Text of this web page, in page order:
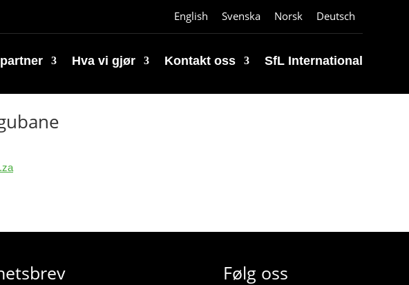
English Svenska Norsk Deutsch
Hva vi gjør Kontakt oss SfL International
Følg oss